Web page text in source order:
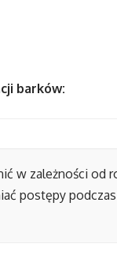
barków:
w zależności od
postępy podczas